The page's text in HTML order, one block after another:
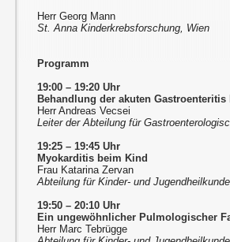
Herr Georg Mann
St. Anna Kinderkrebsforschung, Wien
Programm
19:00 – 19:20 Uhr
Behandlung der akuten
Herr Andreas Vecsei
Leiter der Abteilung für
19:25 – 19:45 Uhr
Myokarditis beim Kind
Frau Katarina Zervan
Abteilung für Kinder- und
19:50 – 20:10 Uhr
Ein ungewöhnlicher Pulmologischer
Herr Marc Tebrügge